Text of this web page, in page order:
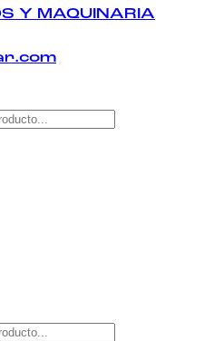
Y MAQUINARIA